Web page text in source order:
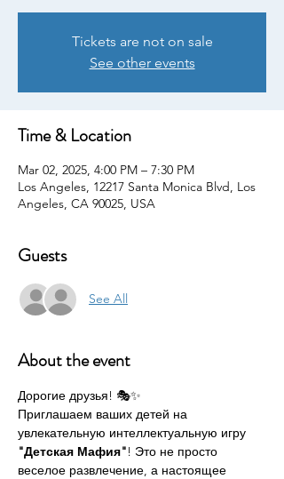
Tickets are not on sale
See other events
Time & Location
Mar 02, 2025, 4:00 PM – 7:30 PM
Los Angeles, 12217 Santa Monica Blvd, Los
Angeles, CA 90025, USA
Guests
See All
About the event
Дорогие друзья! 🎭✨
Приглашаем ваших детей на
увлекательную интеллектуальную игру
"Детская Мафия"! Это не просто
веселое развлечение, а настоящее